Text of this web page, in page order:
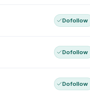
Dofollow
Dofollow
Dofollow